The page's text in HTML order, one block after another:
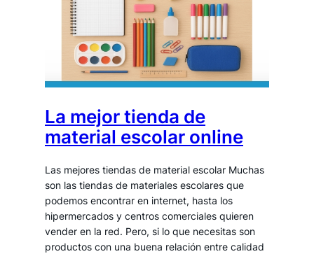
La mejor tienda de
material escolar online
Las mejores tiendas de material escolar Muchas
son las tiendas de materiales escolares que
podemos encontrar en internet, hasta los
hipermercados y centros comerciales quieren
vender en la red. Pero, si lo que necesitas son
productos con una buena relación entre calidad